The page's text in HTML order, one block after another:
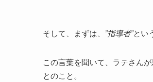
そして、まずは、 ”指導者”とい
この言葉を聞いて、ラテさん
とのこと。